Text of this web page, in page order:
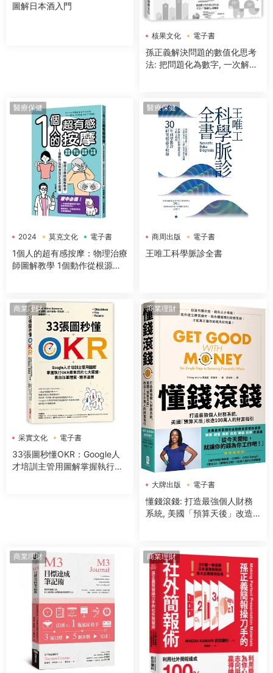
圖解日本酒入門
核果文化 電子書
孫正義解決問題的數值化思考
法: 把問題化為數字, 一次解決
醫療保健
2024 莫克文化 電子書
1個人的超有感按摩：物理治療
師圖解教學 1個動作從根源搞
醫療保健
商周出版 電子書
王唯工科學脈診全書
商業理財
采實文化 電子書
33張圖秒懂OKR：Google人
才培訓主管用圖解掌握執行OK
商業理財
大牌出版 電子書
懂錢滾錢: 打造最強個人財務
系統, 美國「預算天後」改造1
商業理財 商業理財